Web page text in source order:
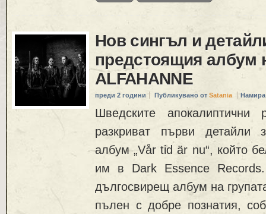
Нов сингъл и
предстоящия албум
ALFAHANNE
преди 2 години Публикувано от Satania
Шведските апокалиптични
разкриват първи детайли
албум „Vår tid är nu“, който
им в Dark Essence
дългосвирещ албум на
пълен с добре познатия,